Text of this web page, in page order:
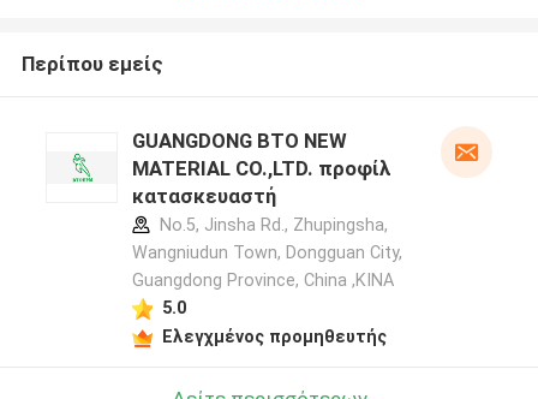
Περίπου εμείς
GUANGDONG BTO NEW
MATERIAL CO.,LTD. προφίλ
κατασκευαστή
No.5, Jinsha Rd., Zhupingsha,
Wangniudun Town, Dongguan City,
Guangdong Province, China ,ΚΙΝΑ
5.0
Ελεγχμένος προμηθευτής